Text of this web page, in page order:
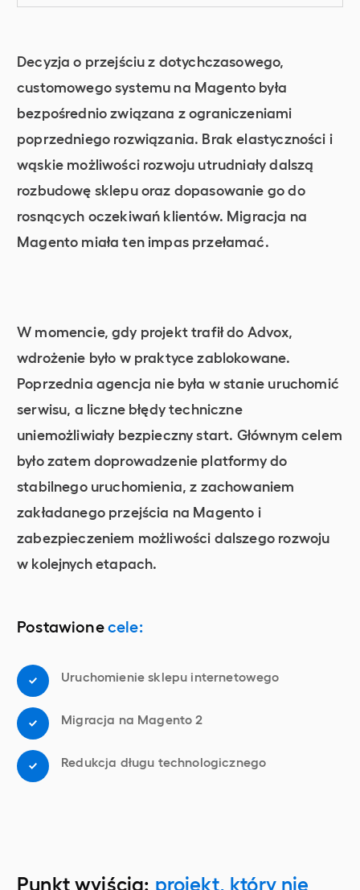
Decyzja o przejściu z dotychczasowego,
customowego systemu na Magento była
bezpośrednio związana z ograniczeniami
poprzedniego rozwiązania. Brak elastyczności i
wąskie możliwości rozwoju utrudniały dalszą
rozbudowę sklepu oraz dopasowanie go do
rosnących oczekiwań klientów. Migracja na
Magento miała ten impas przełamać.
W momencie, gdy projekt trafił do Advox,
wdrożenie było w praktyce zablokowane.
Poprzednia agencja nie była w stanie uruchomić
serwisu, a liczne błędy techniczne
uniemożliwiały bezpieczny start. Głównym celem
było zatem doprowadzenie platformy do
stabilnego uruchomienia, z zachowaniem
zakładanego przejścia na Magento i
zabezpieczeniem możliwości dalszego rozwoju
w kolejnych etapach.
Postawionecele:
Uruchomienie sklepu internetowego
Migracja na Magento 2
Redukcja długu technologicznego
Punkt wyjścia: projekt, który nie